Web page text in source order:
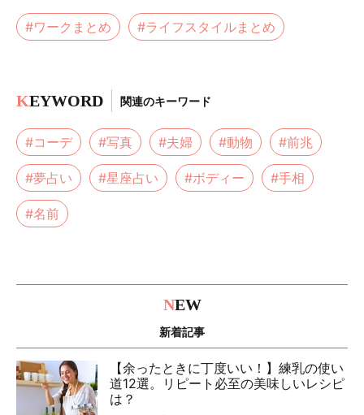
#ワークまとめ #ライフスタイルまとめ
KEYWORD 関連のキーワード
#コーデ #写真 #夫婦 #動物 #前兆
#夢占い #星座占い #ボディー #手相
#名前
NEW
新着記事
【余ったときに丁度いい！】練乳の使い
道12選。リピート必至の美味しいレシピ
は？